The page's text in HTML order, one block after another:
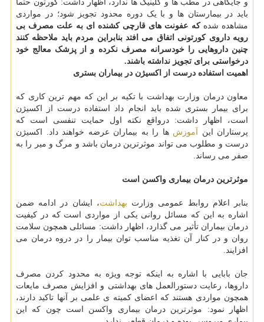
و جایگاهی در مطب ها و کلینیک ها ندارد، اظهار داشت: کورتون حتما
باید در بیمارستان ها و با یک دوره محدود تجویز شود؛ در مواردی
مشاهده شدهکه عفونت های قارچی کشنده ای به علت مصرف بی
رویه داروی کورتونی اتفاق می افتد بنابراین مردم باید ملاحظه کنند
چنین داروهایی را خودسرانه مصرف نکرده و از پزشک معالج خود
درخواستی برای تجویز نداشته باشند.
اهمیت استفاده درست از اکسیژن در بیماران بستری
معاون درمان وزارت بهداشت با تکیه بر این که مهم ترین کاری که
برای بیمار بستری شده باید انجام داد استفاده درست از اکسیژن
است، اظهار داشت: درواقع نکته اول حمایت تنفسی است که
پرستاران این
آموزش ها را به بیماران عرضه خواهند داد. اکسیژن
درست و مطلوب می تواند موثرترین درمان باشد و مرگ و میر را به
صفر می رساند.
موثرترین درمان بیماری واکسن است
بنابر اعلام روابط عمومی وزارت بهداشت، ایشان در ادامه ضمن
اشاره به این که مسائل روانی یکی از مواردی است که در کیفیت
درمان بیماران تأثیر می گذارد، اظهار داشت: مسائلی همچون سلامت
روان و در کنار آن تغذیه مناسب توان بیمار را در دروه درمان می
افزایند.
جان بابایی با اشاره به اینکه توجه ویژه به محدود کردن مصرف
داروها، رعایت دستورالعمل های بهداشتی و افزایش مصرف مایعات
همچون مواردی هستند که اعضای کمیته ی علمی بر آنها تاکید دارند،
اظهار نمود: موثرترین درمان بیماری واکسن است چون که این